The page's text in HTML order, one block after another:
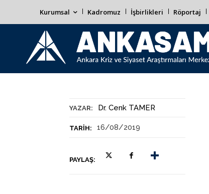
Kurumsal Kadromuz İşbirlikleri Röportaj
YAZAR: Dr. Cenk TAMER
TARIH: 16/08/2019
PAYLAŞ: